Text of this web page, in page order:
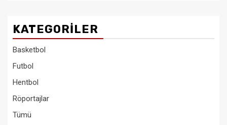
KATEGORILER
Basketbol
Futbol
Hentbol
Röportajlar
Tümü